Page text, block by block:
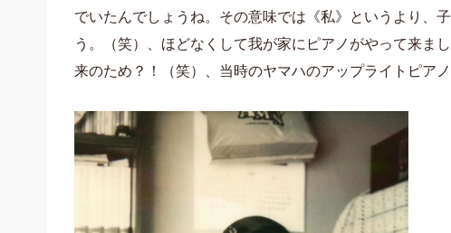
でいたんでしょうね。その意味では《私》というより、
う。（笑）、ほどなくして我が家にピアノがやって来ま
来のため？！（笑）、当時のヤマハのアップライトピア